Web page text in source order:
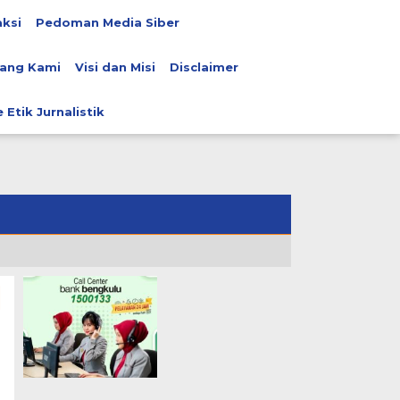
Pedoman Media Siber
Kami Visi dan Misi Disclaimer
Etik Jurnalistik